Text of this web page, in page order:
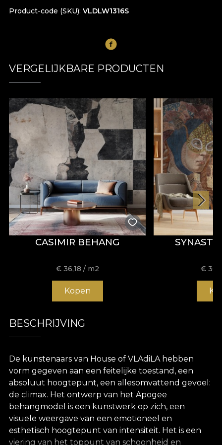
Product-code (SKU) VLDLW1316S
VERGELIJKBARE PRODUCTEN
CASIMIR BEHANG
€ 36,18 / m2
Kopen
€
BESCHRIJVING
De kunstenaars van House of VLAdiLA hebben
vorm gegeven aan een feitelijke toestand, een
absoluut hoogtepunt, een allesomvattend gevoel:
de climax. Het ontwerp van het Apogee
behangmodel is een kunstwerk op zich, een
visuele weergave van een emotioneel en
esthetisch hoogtepunt van intensiteit. Het is een
viering van het toppunt van schoonheid en